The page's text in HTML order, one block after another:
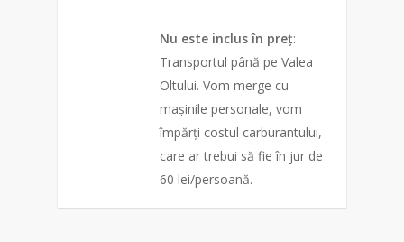
Nu este inclus în preț:
Transportul până pe Valea
Oltului. Vom merge cu
mașinile personale, vom
împărți costul carburantului,
care ar trebui să fie în jur de
60 lei/persoană.